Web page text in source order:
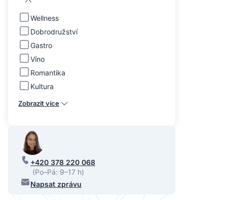
Wellness
Dobrodružství
Gastro
Víno
Romantika
Kultura
Zobrazit více
+420 378 220 068
(Po–Pá: 9–17 h)
Napsat zprávu